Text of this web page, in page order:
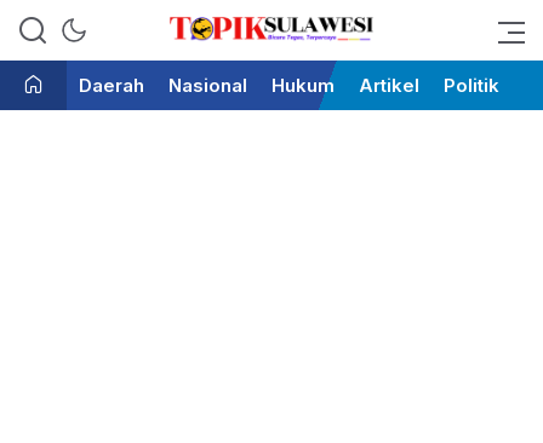
Topik Sulawesi
Bicara Tegas Terpercaya
Daerah
Nasional Hukum Artikel Politik